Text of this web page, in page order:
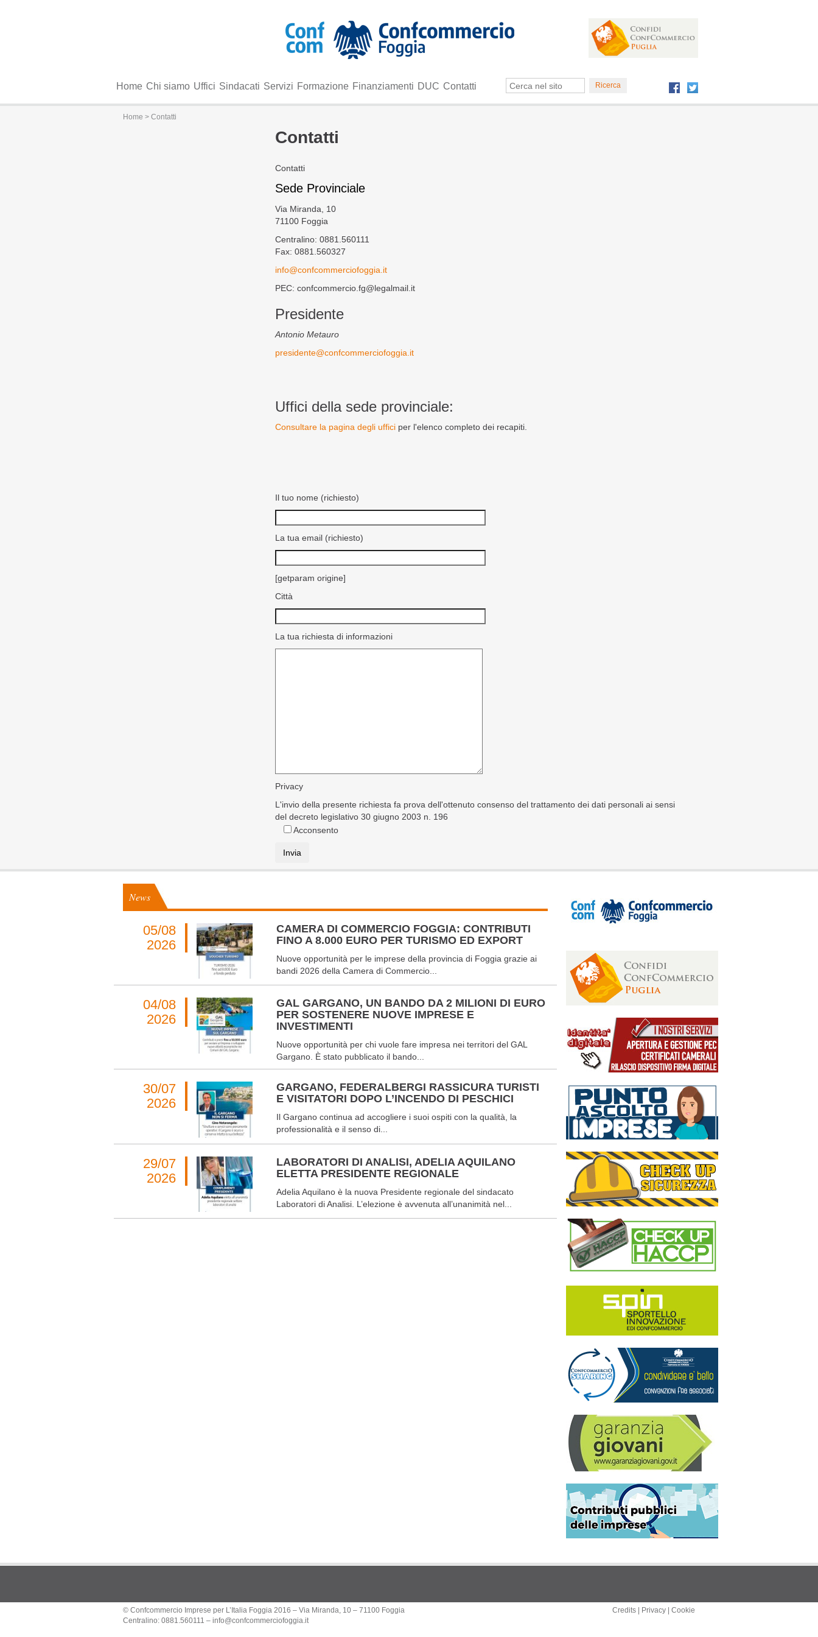
Home Chi siamo Uffici Sindacati Servizi Formazione Finanziamenti DUC Contatti
Home > Contatti
Contatti
Contatti
Sede Provinciale
Via Miranda, 10
71100 Foggia
Centralino: 0881.560111
Fax: 0881.560327
info@confcommerciofoggia.it
PEC: confcommercio.fg@legalmail.it
Presidente
Antonio Metauro
presidente@confcommerciofoggia.it
Uffici della sede provinciale:
Consultare la pagina degli uffici per l'elenco completo dei recapiti.
Il tuo nome (richiesto)
La tua email (richiesto)
[getparam origine]
Città
La tua richiesta di informazioni
Privacy
L'invio della presente richiesta fa prova dell'ottenuto consenso del trattamento dei dati personali ai sensi
del decreto legislativo 30 giugno 2003 n. 196
Acconsento
News
05/08
2026
CAMERA DI COMMERCIO FOGGIA: CONTRIBUTI
FINO A 8.000 EURO PER TURISMO ED EXPORT
Nuove opportunità per le imprese della provincia di Foggia grazie ai
bandi 2026 della Camera di Commercio...
04/08
2026
GAL GARGANO, UN BANDO DA 2 MILIONI DI EURO
PER SOSTENERE NUOVE IMPRESE E
INVESTIMENTI
Nuove opportunità per chi vuole fare impresa nei territori del GAL
Gargano. È stato pubblicato il bando...
30/07
2026
GARGANO, FEDERALBERGI RASSICURA TURISTI
E VISITATORI DOPO L’INCENDO DI PESCHICI
Il Gargano continua ad accogliere i suoi ospiti con la qualità, la
professionalità e il senso di...
29/07
2026
LABORATORI DI ANALISI, ADELIA AQUILANO
ELETTA PRESIDENTE REGIONALE
Adelia Aquilano è la nuova Presidente regionale del sindacato
Laboratori di Analisi. L’elezione è avvenuta all’unanimità nel...
© Confcommercio Imprese per L’Italia Foggia 2016 – Via Miranda, 10 – 71100 Foggia
Centralino: 0881.560111 – info@confcommerciofoggia.it
Credits| Privacy| Cookie